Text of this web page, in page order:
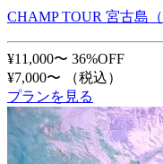
CHAMP TOUR 宮古島
¥11,000〜 36%OFF
¥7,000〜
（税込）
プランを見る